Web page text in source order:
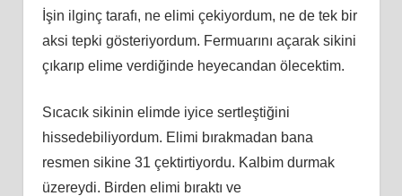
İşin ilginç tarafı, ne elimi çekiyordum, ne de tek bir
aksi tepki gösteriyordum. Fermuarını açarak sikini
çıkarıp elime verdiğinde heyecandan ölecektim.
Sıcacık sikinin elimde iyice sertleştiğini
hissedebiliyordum. Elimi bırakmadan bana
resmen sikine 31 çektirtiyordu. Kalbim durmak
üzereydi. Birden elimi bıraktı ve